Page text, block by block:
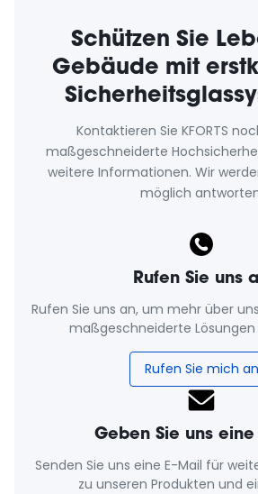
Schützen Sie
Gebäude mit
Kontaktieren Sie KFORTS
maßgeschneiderte
weitere Informationen. Wir
möglich
Rufen Sie uns
Rufen Sie uns an, um mehr über
maßgeschneiderte
Rufen Sie mich an
Geben Sie uns eine
Senden Sie uns eine E-Mail für
zu unseren Produkten und